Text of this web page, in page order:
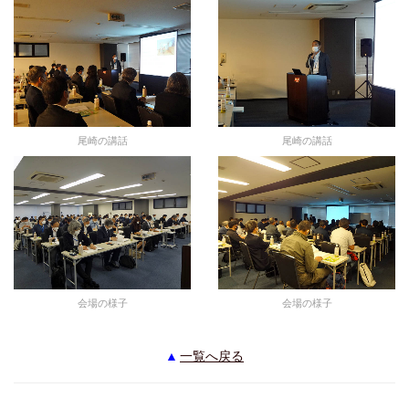
尾崎の講話 尾崎の講話
会場の様子 会場の様子
一覧へ戻る